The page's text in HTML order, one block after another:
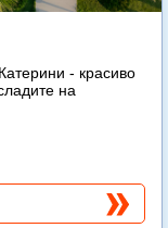
- красиво
на